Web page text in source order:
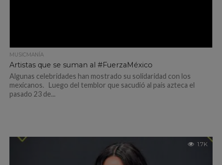
MUSICMANÍA
Artistas que se suman al #FuerzaMéxico
Algunas celebridades han mostrado su solidaridad con los
mexicanos. Luego del temblor que sacudió al país azteca el
pasado 23 de...
1.7K